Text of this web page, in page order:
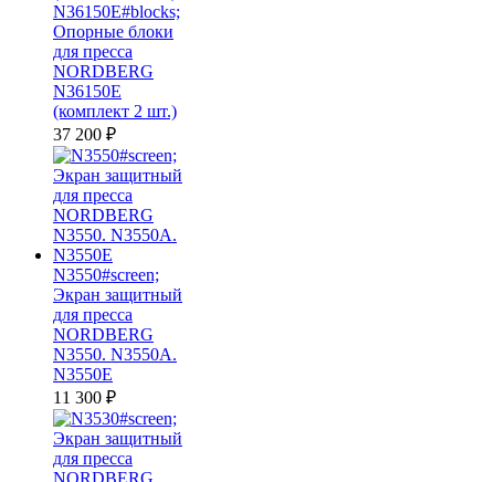
N36150E#blocks;
Опорные блоки
для пресса
NORDBERG
N36150E
(комплект 2 шт.)
37 200 ₽
N3550#screen;
Экран защитный
для пресса
NORDBERG
N3550. N3550A.
N3550E
11 300 ₽